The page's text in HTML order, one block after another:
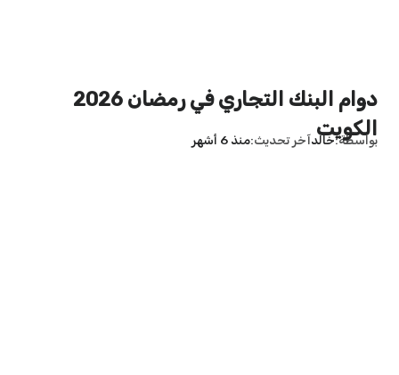
دوام البنك التجاري في رمضان 2026
الكويت
بواسطة خالدآخر تحديث منذ 6 أشهر